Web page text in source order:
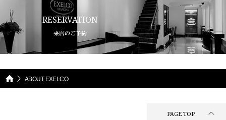
RESERVATION
来店のご予約
ABOUT EXELCO
PAGE TOP